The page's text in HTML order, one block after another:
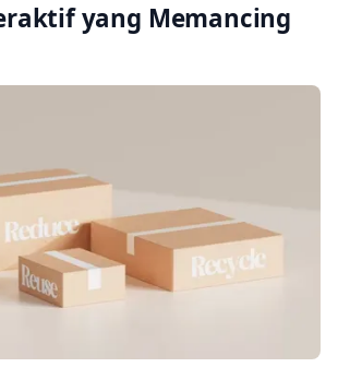
yang Memancing